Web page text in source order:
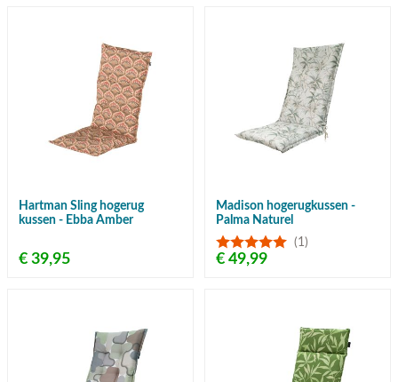
Hartman Sling hogerug
kussen - Ebba Amber
€ 39,95
Madison hogerugkussen -
Palma Naturel
(1)
€ 49,99